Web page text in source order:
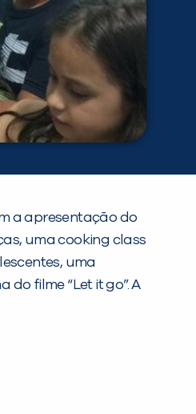
a apresentação do
uma cooking class
uma
filme “Let it go”. A